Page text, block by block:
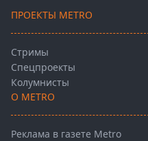
ПРОЕКТЫ METRO
Стримы
Спецпроекты
Колумнисты
О METRO
Реклама в газете Metro